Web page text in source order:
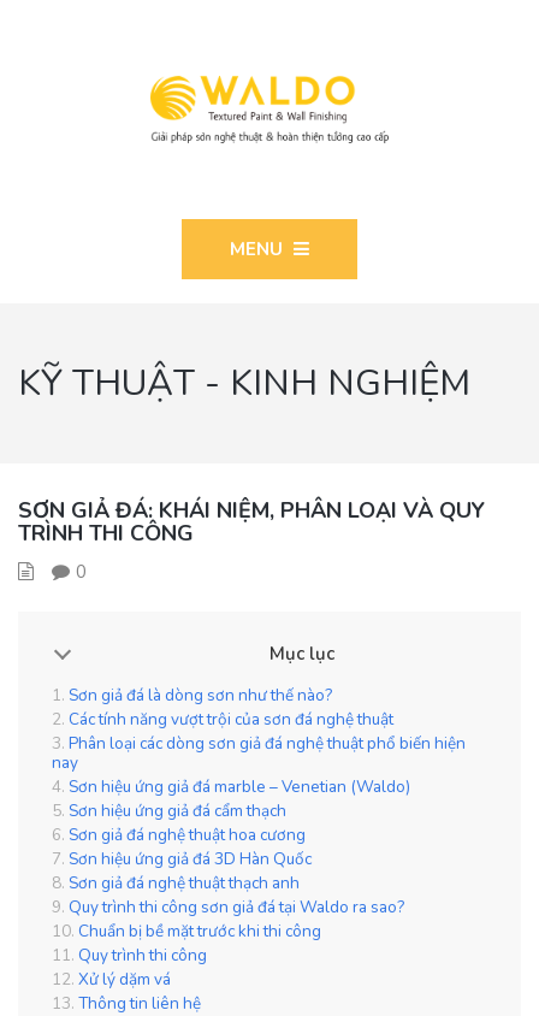
MENU
KỸ THUẬT - KINH NGHIỆM
SƠN GIẢ ĐÁ: KHÁI NIỆM, PHÂN LOẠI VÀ QUY
TRÌNH THI CÔNG
0
Mục lục
Sơn giả đá là dòng sơn như thế nào?
Các tính năng vượt trội của sơn đá nghệ thuật
Phân loại các dòng sơn giả đá nghệ thuật phổ biến hiện
nay
Sơn hiệu ứng giả đá marble – Venetian (Waldo)
Sơn hiệu ứng giả đá cẩm thạch
Sơn giả đá nghệ thuật hoa cương
Sơn hiệu ứng giả đá 3D Hàn Quốc
Sơn giả đá nghệ thuật thạch anh
Quy trình thi công sơn giả đá tại Waldo ra sao?
Chuẩn bị bề mặt trước khi thi công
Quy trình thi công
Xử lý dặm vá
Thông tin liên hệ